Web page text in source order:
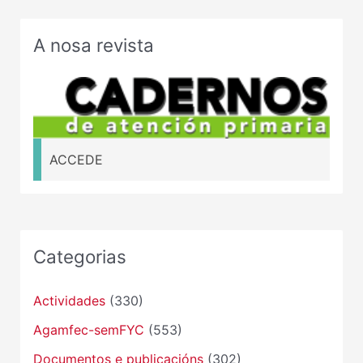
A nosa revista
ACCEDE
Categorias
Actividades(330)
Agamfec-semFYC (553)
Documentos e publicacións(302)